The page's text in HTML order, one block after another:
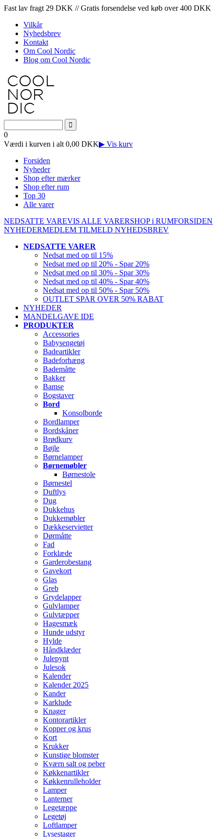
Fast lav fragt 29 DKK // Gratis forsendelse ved køb over 400 DKK
Vilkår
Nyhedsbrev
Kontakt
Om Cool Nordic
Blog om Cool Nordic
0
Værdi i kurven i alt 0,00 DKK▶ Vis kurv
Forsiden
Nyheder
Shop efter mærker
Shop efter rum
Top 30
Alle varer
NEDSATTE VAREVIS ALLE VARERSHOP i RUMFORSIDEN
NYHEDERMEDLEM TILMELD NYHEDSBREV
NEDSATTE VARER
Nedsat med op til 15%
Nedsat med op til 20% - Spar 20%
Nedsat med op til 30% - Spar 30%
Nedsat med op til 40% - Spar 40%
Nedsat med op til 50% - Spar 50%
OUTLET SPAR OVER 50% RABAT
NYHEDER
MANDELGAVE IDE
PRODUKTER
Accessories
Babysengetøj
Badeartikler
Badeforhæng
Bademåtte
Bakker
Bamse
Bogstaver
Bord
Konsolborde
Bordlamper
Bordskåner
Brødkurv
Bøjle
Børnelamper
Børnemøbler
Børnestole
Børnestel
Duftlys
Dug
Dukkehus
Dukkemøbler
Dækkeservietter
Dørmåtte
Fad
Forklæde
Garderobestang
Gavekort
Glas
Greb
Grydelapper
Gulvlamper
Gulvtæpper
Hagesmæk
Hunde udstyr
Hylde
Håndklæder
Julepynt
Julesok
Kalender
Kalender 2025
Kander
Karklude
Knager
Kontorartikler
Kopper og krus
Kort
Krukker
Kunstige blomster
Kværn salt og peber
Køkkenartikler
Køkkenrulleholder
Lamper
Lanterner
Legetæppe
Legetøj
Loftlamper
Lysestager